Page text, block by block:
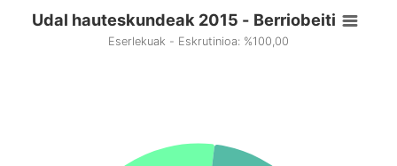
Udal hauteskundeak 2015 - Berriobeiti
Eserlekuak - Eskrutinioa: %100,00